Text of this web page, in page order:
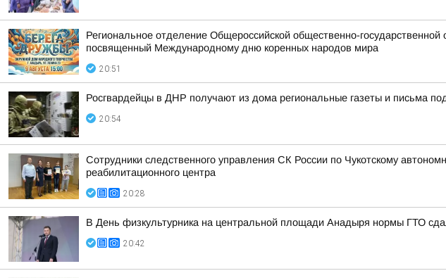
Региональное отделение Общероссийской общественно-государственной
посвященный Международному дню коренных народов мира
20:51
Росгвардейцы в ДНР получают из дома региональные газеты и письма
20:54
Сотрудники следственного управления СК России по Чукотскому
реабилитационного центра
20:28
В День физкультурника на центральной площади Анадыря нормы ГТО
20:42